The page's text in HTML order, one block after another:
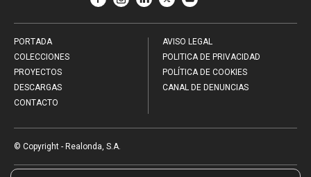
PORTADA
COLECCIONES
PROYECTOS
DESCARGAS
CONTACTO
AVISO LEGAL
POLITICA DE PRIVACIDAD
POLÍTICA DE COOKIES
CANAL DE DENUNCIAS
© Copyright - Realonda, S.A.